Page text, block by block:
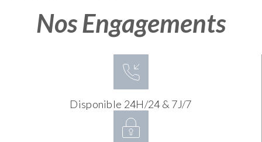
Nos Engagements
Disponible 24H/24 & 7J/7